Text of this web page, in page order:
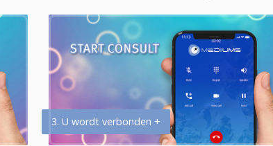
3. U wordt verbonden +